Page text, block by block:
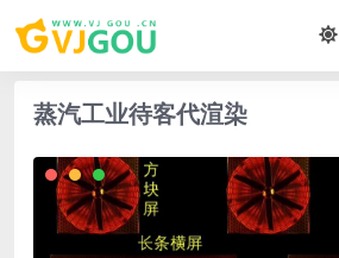
蒸汽工业待客代渲染